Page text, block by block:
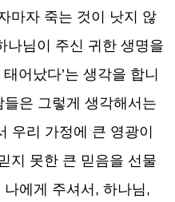
마자 죽는 것이 낫지 않
나님이 주신 귀한 생명을
어났다’는 생각을 합니
은 그렇게 생각해서는
우리 가정에 큰 영광이
지 못한 큰 믿음을 선물
에게 주셔서, 하나님,